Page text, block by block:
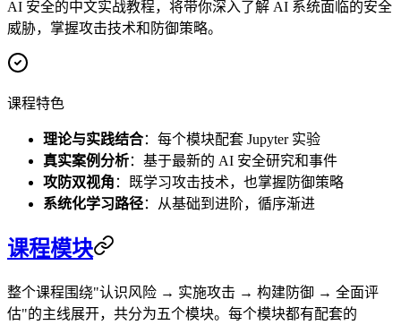
AI 安全的中文实战教程，将带你深入了解 AI 系统面临的安全
威胁，掌握攻击技术和防御策略。
课程特色
理论与实践结合：每个模块配套 Jupyter 实验
真实案例分析：基于最新的 AI 安全研究和事件
攻防双视角 ：既学习攻击技术，也掌握防御策略
系统化学习路径：从基础到进阶，循序渐进
课程模块
整个课程围绕"认识风险 → 实施攻击 → 构建防御 → 全面评
估"的主线展开，共分为五个模块。每个模块都有配套的